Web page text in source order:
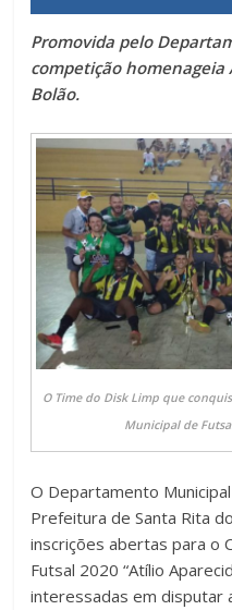
Promovida pelo
competição homenageia
Bolão.
O Time do Disk Limp que
Municipal de
O Departamento
Prefeitura de Santa Rita
inscrições abertas para o
Futsal 2020 “Atílio
interessadas em disputar